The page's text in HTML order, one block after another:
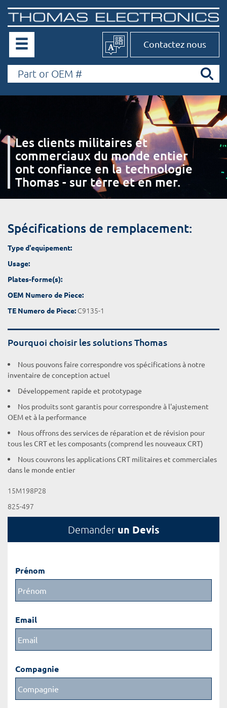
Contactez nous
Les clients militaires et
commerciaux du monde entier
ont confiance en la technologie
Thomas - sur terre et en mer.
Spécifications de remplacement:
Type d'equipement:
Usage:
Plates-forme(s):
OEM Numero de Piece:
TE Numero de Piece: C9135-1
Pourquoi choisir les solutions Thomas
Nous pouvons faire correspondre vos spécifications à notre
inventaire de conception actuel
Développement rapide et prototypage
Nos produits sont garantis pour correspondre à l'ajustement
OEM et à la performance
Nous offrons des services de réparation et de révision pour
tous les CRT et les composants (comprend les nouveaux CRT)
Nous couvrons les applications CRT militaires et commerciales
dans le monde entier
15M198P28
825-497
Demander un Devis
Prénom
Email
Compagnie